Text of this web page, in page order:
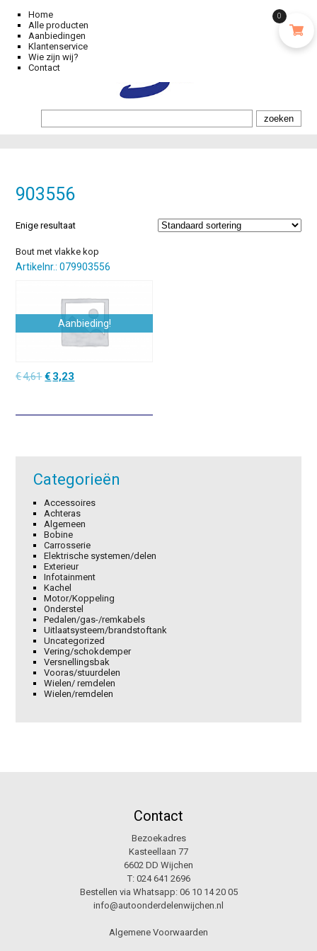
Home
Alle producten
Aanbiedingen
Klantenservice
Wie zijn wij?
Contact
903556
Enige resultaat
Bout met vlakke kop
Artikelnr.: 079903556
Aanbieding!
€4,61Oorspronkelijke
€4,61.
€ 3,23
€3,23.
Categorieën
Accessoires
Achteras
Algemeen
Bobine
Carrosserie
Elektrische systemen/delen
Exterieur
Infotainment
Kachel
Motor/Koppeling
Onderstel
Pedalen/gas-/remkabels
Uitlaatsysteem/brandstoftank
Uncategorized
Vering/schokdemper
Versnellingsbak
Vooras/stuurdelen
Wielen/ remdelen
Wielen/remdelen
Contact
Bezoekadres
Kasteellaan 77
6602 DD Wijchen
T: 024 641 2696
Bestellen via Whatsapp: 06 10 14 20 05
info@autoonderdelenwijchen.nl
Algemene Voorwaarden
0